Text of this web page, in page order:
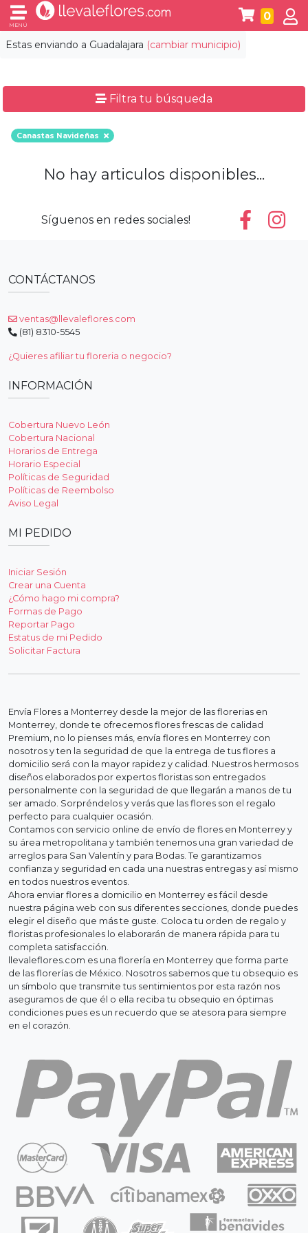
Estas enviando a Guadalajara (cambiar municipio)
MENÚ
0
Filtra tu búsqueda
Canastas Navideñas
No hay articulos disponibles...
Síguenos en redes sociales!
CONTÁCTANOS
ventas@llevaleflores.com
(81) 8310-5545
¿Quieres afiliar tu floreria o negocio?
INFORMACIÓN
Cobertura Nuevo León
Cobertura Nacional
Horarios de Entrega
Horario Especial
Políticas de Seguridad
Políticas de Reembolso
Aviso Legal
MI PEDIDO
Iniciar Sesión
Crear una Cuenta
¿Cómo hago mi compra?
Formas de Pago
Reportar Pago
Estatus de mi Pedido
Solicitar Factura
Envía Flores a Monterrey desde la mejor de las florerias en
Monterrey, donde te ofrecemos flores frescas de calidad
Premium, no lo pienses más, envía flores en Monterrey con
nosotros y ten la seguridad de que la entrega de tus flores a
domicilio será con la mayor rapidez y calidad. Nuestros hermosos
diseños elaborados por expertos floristas son entregados
personalmente con la seguridad de que llegarán a manos de tu
ser amado. Sorpréndelos y verás que las flores son el regalo
perfecto para cualquier ocasión.
Contamos con servicio online de envío de flores en Monterrey y
su área metropolitana y también tenemos una gran variedad de
arreglos para San Valentín y para Bodas. Te garantizamos
confianza y seguridad en cada una nuestras entregas y así mismo
en todos nuestros eventos.
Ahora enviar flores a domicilio en Monterrey es fácil desde
nuestra página web con sus diferentes secciones, donde puedes
elegir el diseño que más te guste. Coloca tu orden de regalo y
floristas profesionales lo elaborarán de manera rápida para tu
completa satisfacción.
llevaleflores.com es una florería en Monterrey que forma parte
de las florerías de México. Nosotros sabemos que tu obsequio es
un símbolo que transmite tus sentimientos por esta razón nos
aseguramos de que él o ella reciba tu obsequio en óptimas
condiciones pues es un recuerdo que se atesora para siempre
en el corazón.